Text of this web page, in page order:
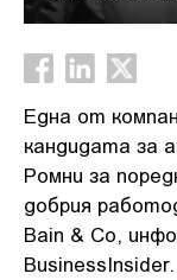
Една от
кандидата за
Ромни за
добрия
Bain & Co,